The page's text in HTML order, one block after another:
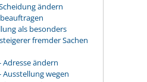
ändern
als besonders
fremder Sachen
Adresse ändern
Ausstellung wegen